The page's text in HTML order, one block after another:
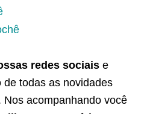
redes sociais e
todas as novidades
acompanhando você